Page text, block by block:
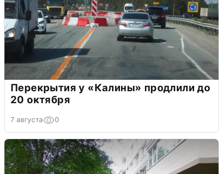
Перекрытия у «Калины» продлили до
20 октября
7 августа 0